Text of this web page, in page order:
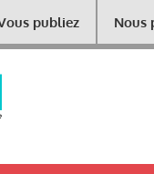
publiez Nous